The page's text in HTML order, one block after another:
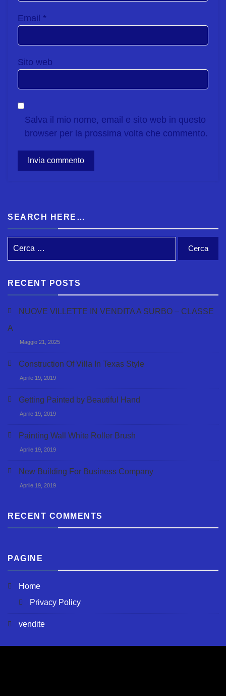
Email *
Sito web
Salva il mio nome, email e sito web in questo
browser per la prossima volta che commento.
SEARCH HERE…
RECENT POSTS
NUOVE VILLETTE IN VENDITA A SURBO – CLASSE
A
Maggio 21, 2025
Construction Of Villa In Texas Style
Aprile 19, 2019
Getting Painted by Beautiful Hand
Aprile 19, 2019
Painting Wall White Roller Brush
Aprile 19, 2019
New Building For Business Company
Aprile 19, 2019
RECENT COMMENTS
PAGINE
Home
Privacy Policy
vendite